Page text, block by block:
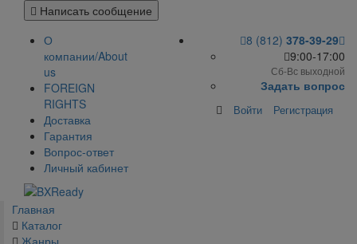
Написать сообщение
О
компании/About
us
FOREIGN
RIGHTS
Доставка
Гарантия
Вопрос-ответ
Личный кабинет
8 (812) 378-39-29
9:00-17:00
Сб-Вс выходной
Задать вопрос
Войти Регистрация
Главная
Каталог